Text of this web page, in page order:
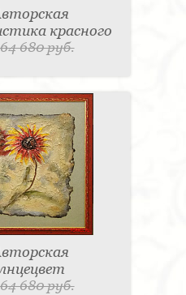
красного
64 680 руб.
64 680 руб.